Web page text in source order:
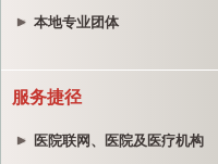
本地专业团体
服务捷径
医院联网、医院及医疗机构